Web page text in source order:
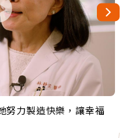
努力製造快樂，讓幸福
奉獻36年 「台灣是我
找快樂！「蛋黃哥小
奶：退休後才開始真
全球最年長羽球選
這個」
伯拉小提琴還登上小